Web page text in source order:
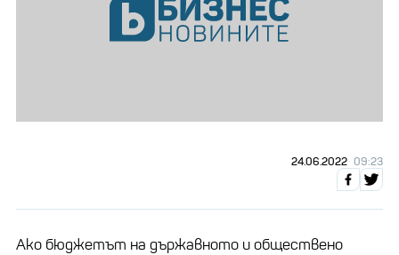
24.06.2022 09:23
Ако бюджетът на държавното и обществено